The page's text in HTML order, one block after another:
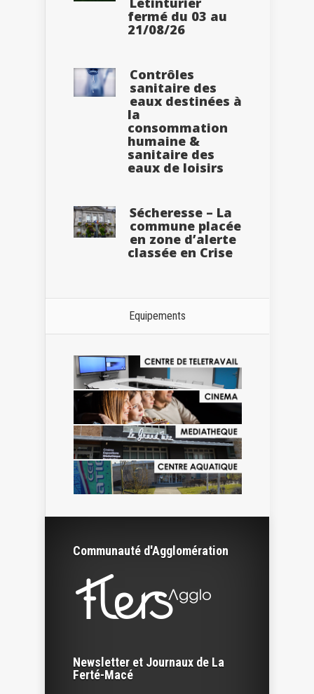
fermé du 03 au
21/08/26
Contrôles
sanitaire des
eaux destinées à
la
consommation
humaine &
sanitaire des
eaux de loisirs
Sécheresse – La
commune placée
en zone d’alerte
classée en Crise
Equipements
Communauté d'Agglomération
Newsletter et Journaux de La
Ferté-Macé